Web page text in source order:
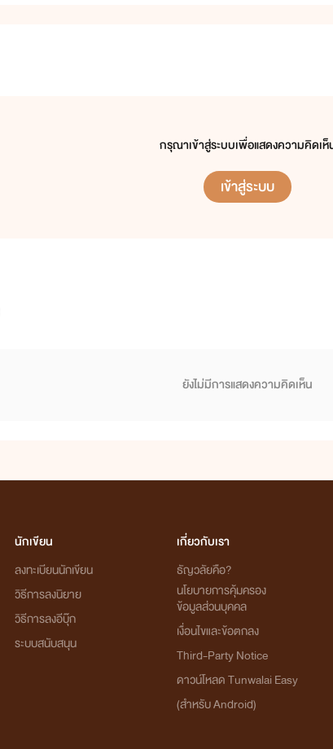
กรุณาเข้าสู่ระบบเพื่อแสดงความคิดเห็
เข้าสู่ระบบ
ยังไม่มีการแสดงความคิดเห็น
นักเขียน
ลงทะเบียนนักเขียน
วิธีการลงนิยาย
วิธีการลงอีบุ๊ก
ระบบสนับสนุน
เกี่ยวกับเรา
ธัญวลัยคือ?
นโยบายการคุ้มครอง
ข้อมูลส่วนบุคคล
เงื่อนไขและข้อตกลง
Third-Party Notice
ดาวน์โหลด Tunwalai Easy
(สำหรับ Android)